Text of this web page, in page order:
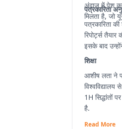
अंदाज में पेश
मिलता है, जो
पत्रकारिता
पत्रकारिता
रिपोर्ट्स
इसके बाद
शिक्षा
आशीष लता ने
विश्वविद्यालय
1H सिद्धांतों
है.
Read More